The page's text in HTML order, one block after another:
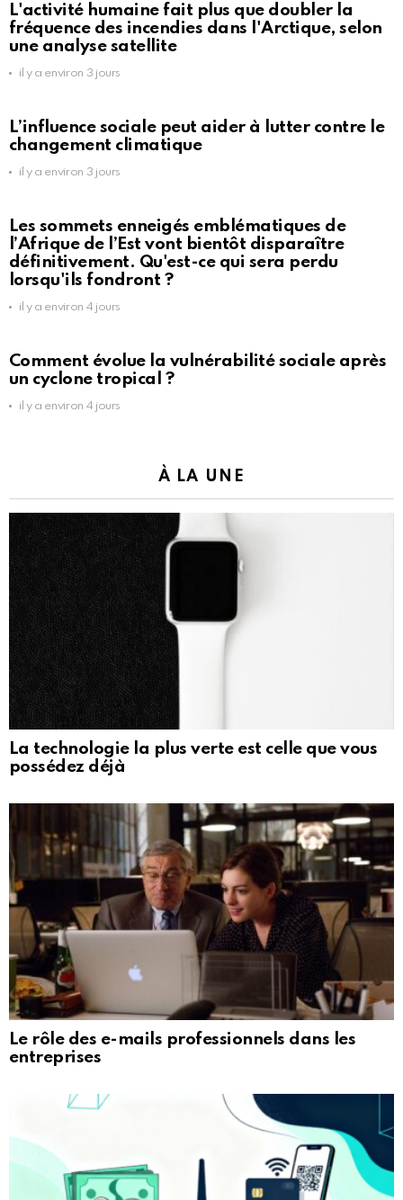
L'activité humaine fait plus que doubler la
fréquence des incendies dans l'Arctique, selon
une analyse satellite
il y a environ 3 jours
L’influence sociale peut aider à lutter contre le
changement climatique
il y a environ 3 jours
Les sommets enneigés emblématiques de
l’Afrique de l’Est vont bientôt disparaître
définitivement. Qu'est-ce qui sera perdu
lorsqu'ils fondront ?
il y a environ 4 jours
Comment évolue la vulnérabilité sociale après
un cyclone tropical ?
il y a environ 4 jours
À LA UNE
La technologie la plus verte est celle que vous
possédez déjà
Le rôle des e-mails professionnels dans les
entreprises